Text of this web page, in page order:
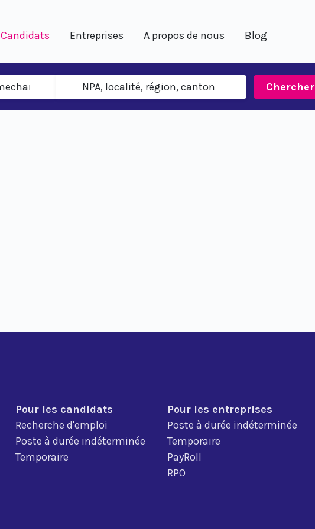
Candidats Entreprises A propos de nous Blog
Chercher
Pour les candidats
Recherche d'emploi
Poste à durée indéterminée
Temporaire
Pour les entreprises
Poste à durée indéterminée
Temporaire
PayRoll
RPO